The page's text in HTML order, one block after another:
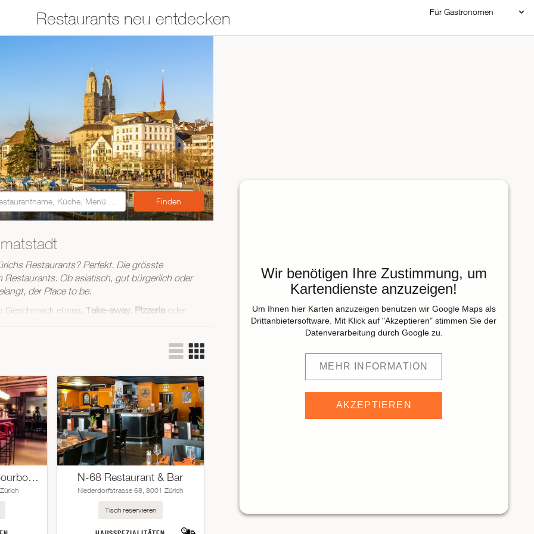
Restaurants neu entdecken
Für Gastronomen
Restaurants auf der
Karte suchen
ZUR RESTAURANTSUCHE
Etwas für jeden
Geschmack
Asiatisch
Italienisch
Französisch
Traditionell
Vegetarisch
Mexikanisch
Restaurants? Perfekt. Die grösste
Restaurants. Ob asiatisch, gut bürgerlich oder
der Place to be.
Geschmack etwas. Take-away, Pizzeria oder
Sie also noch? Gehen Sie auf kulinarische
erhalten und gehören damitzu den besten
Restaurant Turm x Bourbon Bar N-68 Restaurant & Bar
Niederdorfstrasse 68, 8001 Zürich
Tisch reservieren
Wir benötigen Ihre Zustimmung, um
Kartendienste anzuzeigen!
Um Ihnen hier Karten anzuzeigen benutzen wir Google Maps als
Drittanbietersoftware. Mit Klick auf "Akzeptieren" stimmen Sie der
Datenverarbeitung durch Google zu.
MEHR INFORMATION
AKZEPTIEREN